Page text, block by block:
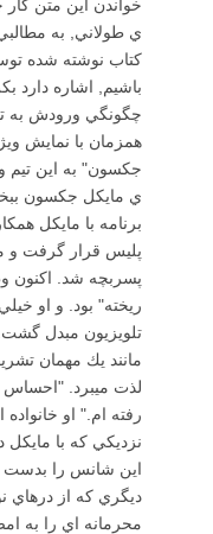
خواندن اين متن
ي طولاني, به مطالبي
كتاب نوشته شده
باشيم, اشاره دارد
چگونگي ورودش به
همزمان با نمايش
جكسون" به اين تيم
ي مايكل جكسون
برنامه با مايكل
پليس قرار گرفت و
پسربچه شد. اكنون
ريخته" بود. و او
تلويزيون مبدل گشت.
مانند يك مهمان
لذت ميبرد. "احساس
رفته ام." او خانواده
نزديكي كه با مايكل
اين شانس را بدست
ديگري كه از درهاي
محرمانه اي را به